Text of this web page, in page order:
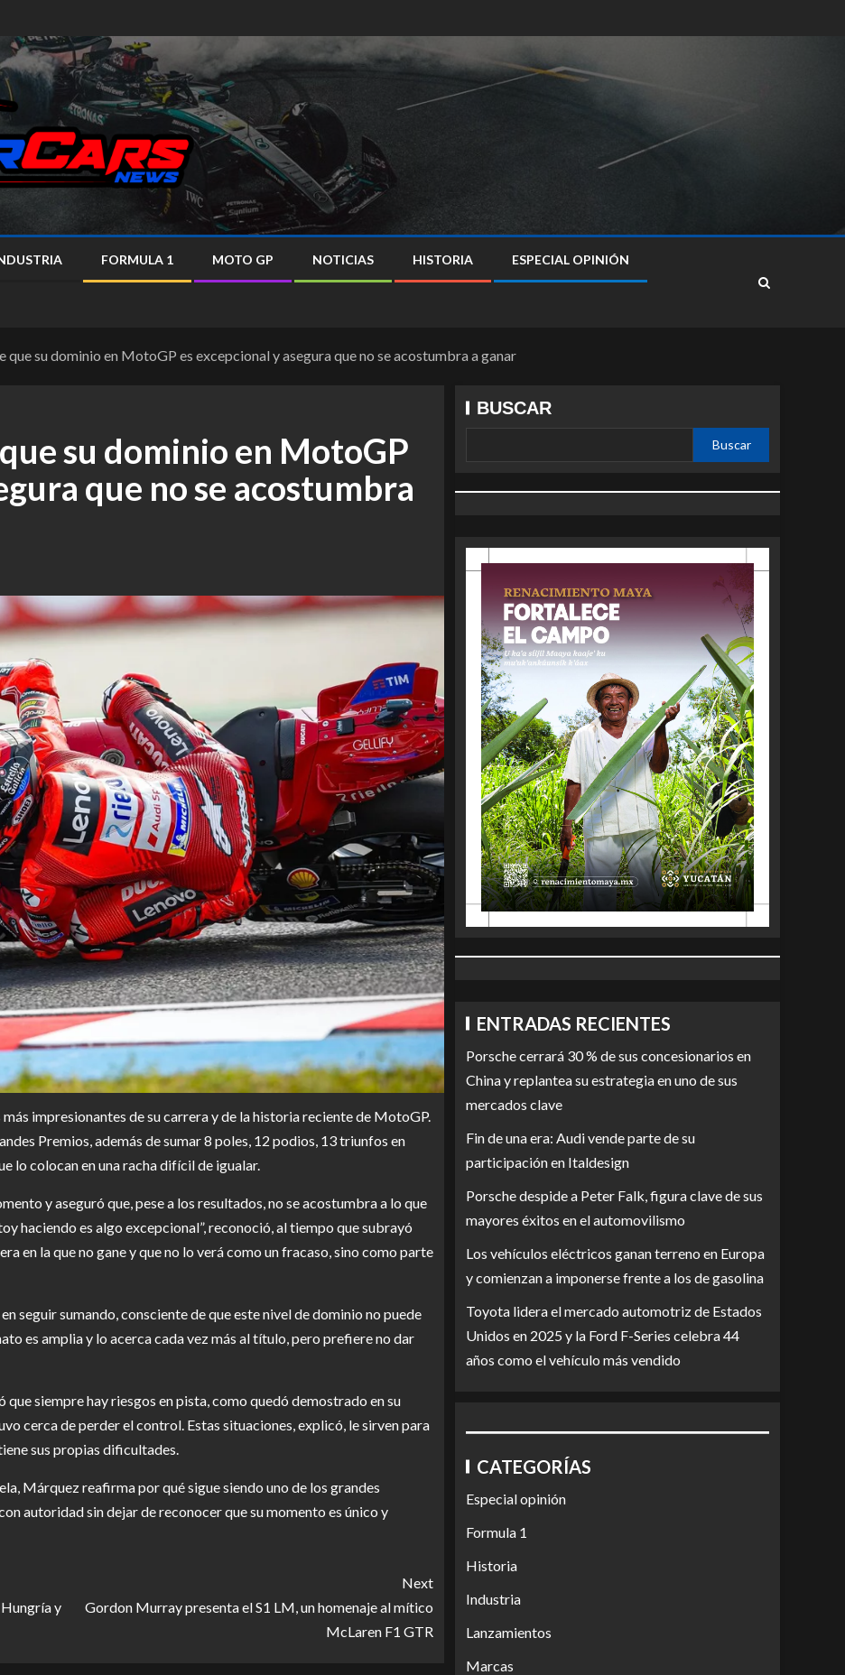
FORMULA 1 MOTO GP NOTICIAS HISTORIA ESPECIAL OPINIÓN
que su dominio en MotoGP es excepcional y asegura que no se acostumbra a ganar
su dominio en MotoGP
que no se acostumbra
impresionantes de su carrera y de la historia reciente de MotoGP.
Premios, además de sumar 8 poles, 12 podios, 13 triunfos en
lo colocan en una racha difícil de igualar.
y aseguró que, pese a los resultados, no se acostumbra a lo que
haciendo es algo excepcional”, reconoció, al tiempo que subrayó
en la que no gane y que no lo verá como un fracaso, sino como parte
seguir sumando, consciente de que este nivel de dominio no puede
es amplia y lo acerca cada vez más al título, pero prefiere no dar
siempre hay riesgos en pista, como quedó demostrado en su
cerca de perder el control. Estas situaciones, explicó, le sirven para
sus propias dificultades.
Márquez reafirma por qué sigue siendo uno de los grandes
autoridad sin dejar de reconocer que su momento es único y
y
Next
Gordon Murray presenta el S1 LM, un homenaje al mítico
McLaren F1 GTR
BUSCAR
Buscar
ENTRADAS RECIENTES
Porsche cerrará 30 % de sus concesionarios en
China y replantea su estrategia en uno de sus
mercados clave
Fin de una era: Audi vende parte de su
participación en Italdesign
Porsche despide a Peter Falk, figura clave de sus
mayores éxitos en el automovilismo
Los vehículos eléctricos ganan terreno en Europa
y comienzan a imponerse frente a los de gasolina
Toyota lidera el mercado automotriz de Estados
Unidos en 2025 y la Ford F-Series celebra 44
años como el vehículo más vendido
CATEGORÍAS
Especial opinión
Formula 1
Historia
Industria
Lanzamientos
Marcas